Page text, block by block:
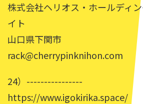
株式会社ヘリオス・ホールディ
イト
山口県下関市
rack@cherrypinknihon.com
24）----------------
https://www.igokirika.space/